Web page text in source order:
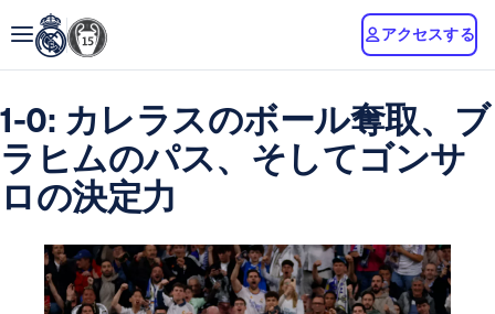
アクセスする
1-0: カレラスのボール奪取、ブ
ラヒムのパス、そしてゴンサ
ロの決定力